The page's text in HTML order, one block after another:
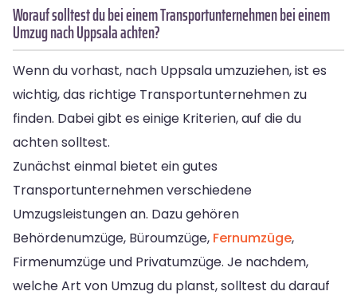
Worauf solltest du bei einem Transportunternehmen bei einem
Umzug nach Uppsala achten?
Wenn du vorhast, nach Uppsala umzuziehen, ist es
wichtig, das richtige Transportunternehmen zu
finden. Dabei gibt es einige Kriterien, auf die du
achten solltest.
Zunächst einmal bietet ein gutes
Transportunternehmen verschiedene
Umzugsleistungen an. Dazu gehören
Behördenumzüge, Büroumzüge, Fernumzüge,
Firmenumzüge und Privatumzüge. Je nachdem,
welche Art von Umzug du planst, solltest du darauf